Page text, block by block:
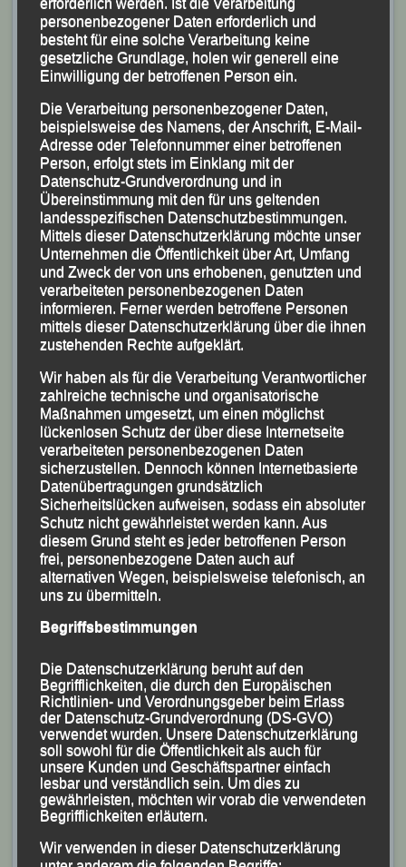
Martha Weber, 11. der Halbmarathon-Gesamtwertung
und beste Deutsche
In Vorbereitung auf den „32. Regensburg Marathon“
Mitte Mai hatte sich der „gelernte“ Triathlet Sebastian
Liebl für den Marathon-Wettbewerb entschieden. Bis
zur Hälfte des Rennens konnte der 35jährige seine
Vorgaben in Richtung Ziel-Zeit von drei Stunden
durchziehen, musste dann aber etwas Tempo
rausnehmen und überquerte nach 3:12:42 Stunden als
146. der Gesamtwertung und 29. seiner AK M 35 im
Feld der 2.523 Teilnehmer die Ziellinie.
personenbezogener Daten erforderlich und
besteht für eine solche Verarbeitung keine
gesetzliche Grundlage, holen wir generell eine
Einwilligung der betroffenen Person ein.
Die Verarbeitung personenbezogener Daten,
beispielsweise des Namens, der Anschrift, E-Mail-
Adresse oder Telefonnummer einer betroffenen
Person, erfolgt stets im Einklang mit der
Datenschutz-Grundverordnung und in
Übereinstimmung mit den für uns geltenden
landesspezifischen Datenschutzbestimmungen.
Mittels dieser Datenschutzerklärung möchte unser
Unternehmen die Öffentlichkeit über Art, Umfang
und Zweck der von uns erhobenen, genutzten und
verarbeiteten personenbezogenen Daten
informieren. Ferner werden betroffene Personen
mittels dieser Datenschutzerklärung über die ihnen
zustehenden Rechte aufgeklärt.
Wir haben als für die Verarbeitung Verantwortlicher
zahlreiche technische und organisatorische
Maßnahmen umgesetzt, um einen möglichst
lückenlosen Schutz der über diese Internetseite
verarbeiteten personenbezogenen Daten
sicherzustellen. Dennoch können Internetbasierte
Datenübertragungen grundsätzlich
Sicherheitslücken aufweisen, sodass ein absoluter
Schutz nicht gewährleistet werden kann. Aus
diesem Grund steht es jeder betroffenen Person
frei, personenbezogene Daten auch auf
alternativen Wegen, beispielsweise telefonisch, an
uns zu übermitteln.
Begriffsbestimmungen
Die Datenschutzerklärung beruht auf den
Begrifflichkeiten, die durch den Europäischen
Richtlinien- und Verordnungsgeber beim Erlass
der Datenschutz-Grundverordnung (DS-GVO)
verwendet wurden. Unsere Datenschutzerklärung
soll sowohl für die Öffentlichkeit als auch für
unsere Kunden und Geschäftspartner einfach
lesbar und verständlich sein. Um dies zu
gewährleisten, möchten wir vorab die verwendeten
Begrifflichkeiten erläutern.
Wir verwenden in dieser Datenschutzerklärung